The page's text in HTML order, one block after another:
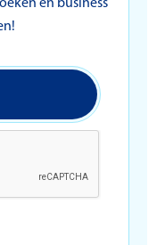
en business